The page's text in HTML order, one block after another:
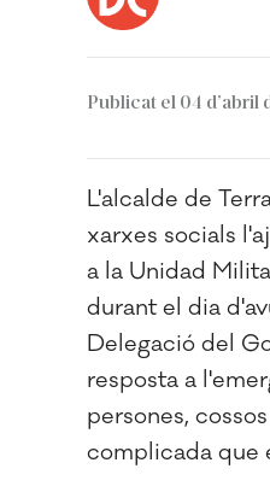
Publicat el 04 d’abril
L'alcalde de
xarxes socials
a la Unidad
durant el dia
Delegació del
resposta a
persones,
complicada que